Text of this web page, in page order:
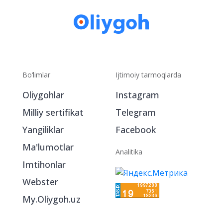
Bo‘limlar
Oliygohlar
Imtihonlar
Ijtimoiy tarmoqlarda
Telegram
Facebook
Analitika